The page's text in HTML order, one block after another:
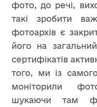
фото, до речі,
такі зробити
фотоархів є
його на
сертифікатів
того, ми із
моніторили
шукаючи там